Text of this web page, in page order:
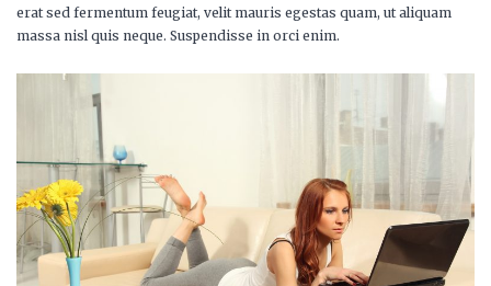
erat sed fermentum feugiat, velit mauris egestas quam, ut aliquam
massa nisl quis neque. Suspendisse in orci enim.